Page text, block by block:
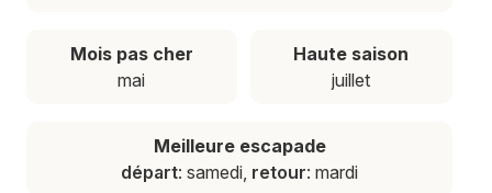
Mois pas cher
mai
Haute saison
juillet
Meilleure escapade
départ: samedi, retour: mardi